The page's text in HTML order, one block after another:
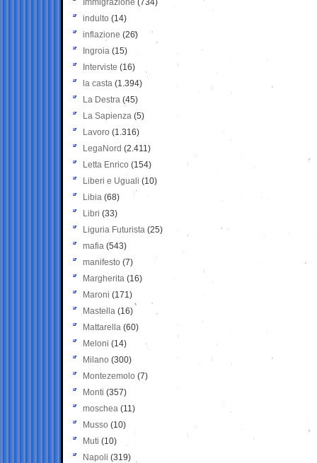
Immigrazione (734)
indulto (14)
inflazione (26)
Ingroia (15)
Interviste (16)
la casta (1.394)
La Destra (45)
La Sapienza (5)
Lavoro (1.316)
LegaNord (2.411)
Letta Enrico (154)
Liberi e Uguali (10)
Libia (68)
Libri (33)
Liguria Futurista (25)
mafia (543)
manifesto (7)
Margherita (16)
Maroni (171)
Mastella (16)
Mattarella (60)
Meloni (14)
Milano (300)
Montezemolo (7)
Monti (357)
moschea (11)
Musso (10)
Muti (10)
Napoli (319)